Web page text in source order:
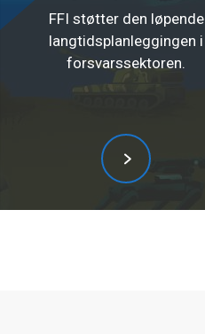
FFI støtter den løpende
langtidsplanleggingen i
forsvarssektoren.